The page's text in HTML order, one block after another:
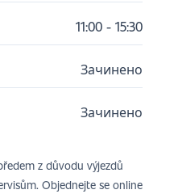
11:00 - 15:30
Зачинено
Зачинено
z důvodu výjezdů
Objednejte se online